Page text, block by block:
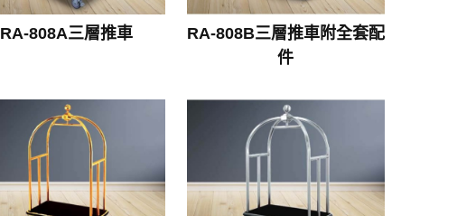
RA-808A三層推車
RA-808B三層推車附全套配
件